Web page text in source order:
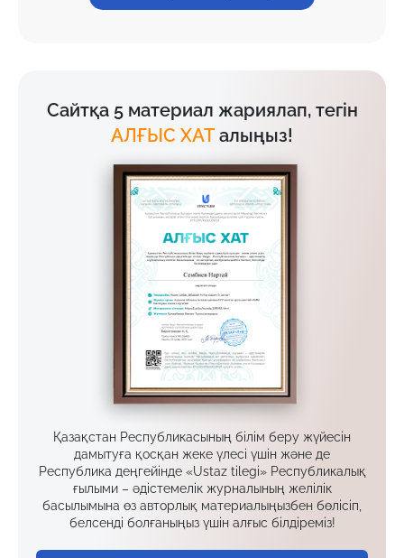
Сайтқа 5 материал жариялап, тегін
АЛҒЫС ХАТ алыңыз!
Қазақстан Республикасының білім беру жүйесін
дамытуға қосқан жеке үлесі үшін және де
Республика деңгейінде «Ustaz tilegi» Республикалық
ғылыми – әдістемелік журналының желілік
басылымына өз авторлық материалыңызбен бөлісіп,
белсенді болғаныңыз үшін алғыс білдіреміз!